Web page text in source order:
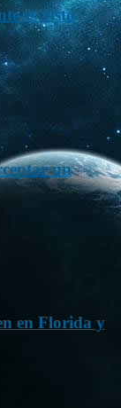
es visto
un
en Florida y